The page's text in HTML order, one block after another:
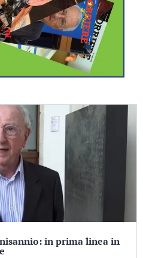
in prima linea in